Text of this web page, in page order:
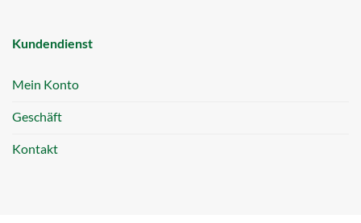
Kundendienst
Mein Konto
Geschäft
Kontakt